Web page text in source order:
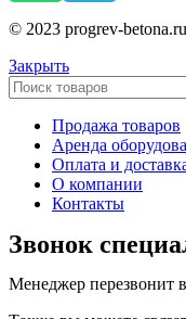
© 2023 progrev-betona.ru
Закрыть
Продажа товаров
Аренда
Оплата и
О компании
Контакты
Звонок
Менеджер перезвонит